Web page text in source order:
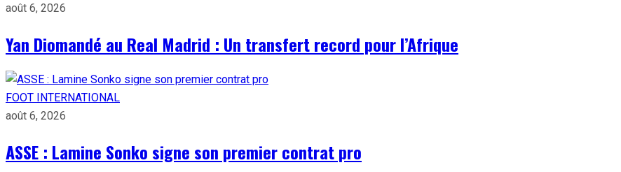
août 6, 2026
Yan Diomandé au Real Madrid : Un transfert record pour l’Afrique
FOOT INTERNATIONAL
août 6, 2026
ASSE : Lamine Sonko signe son premier contrat pro